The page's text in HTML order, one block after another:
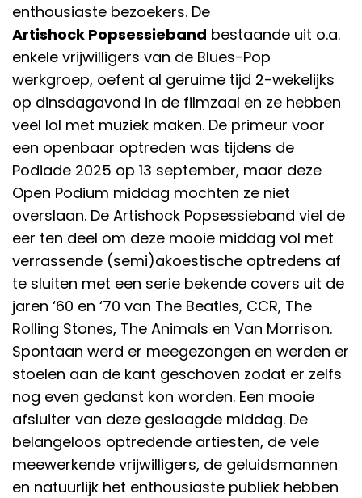
enthousiaste bezoekers. De
Artishock Popsessieband bestaande uit o.a.
enkele vrijwilligers van de Blues-Pop
werkgroep, oefent al geruime tijd 2-wekelijks
op dinsdagavond in de filmzaal en ze hebben
veel lol met muziek maken. De primeur voor
een openbaar optreden was tijdens de
Podiade 2025 op 13 september, maar deze
Open Podium middag mochten ze niet
overslaan. De Artishock Popsessieband viel de
eer ten deel om deze mooie middag vol met
verrassende (semi)akoestische optredens af
te sluiten met een serie bekende covers uit de
jaren ‘60 en ‘70 van The Beatles, CCR, The
Rolling Stones, The Animals en Van Morrison.
Spontaan werd er meegezongen en werden er
stoelen aan de kant geschoven zodat er zelfs
nog even gedanst kon worden. Een mooie
afsluiter van deze geslaagde middag. De
belangeloos optredende artiesten, de vele
meewerkende vrijwilligers, de geluidsmannen
en natuurlijk het enthousiaste publiek hebben